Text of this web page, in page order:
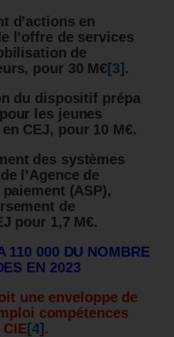
d’actions en
l’offre de services
de
pour 30 M€ [3] .
du dispositif prépa
les jeunes
CEJ, pour 10 M€.
des systèmes
l’Agence de
(ASP),
de
pour 1,7 M€.
110 000 DU NOMBRE
EN 2023
une enveloppe de
compétences
CIE[4] .